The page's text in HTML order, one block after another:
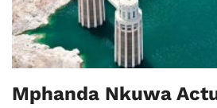
Mphanda Nkuwa